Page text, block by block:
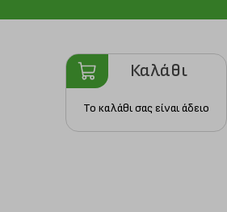
Καλάθι
Το καλάθι σας είναι άδειο